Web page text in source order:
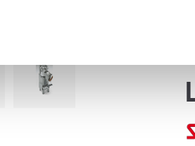
attivamente alla ricerca di
sui cookie.
usufruire del servizio richiesto,
traffico. Condividiamo inoltre
dei dati web, pubblicità e social